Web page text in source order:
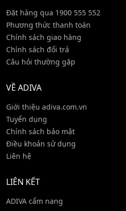
Đặt hàng qua 1900 555 552
Phương thức thanh toán
Chính sách giao hàng
Chính sách đổi trả
Câu hỏi thường gặp
VỀ ADIVA
Giới thiệu adiva.com.vn
Tuyển dụng
Chính sách bảo mật
Điều khoản sử dụng
Liên hệ
LIÊN KẾT
ADIVA cẩm nang